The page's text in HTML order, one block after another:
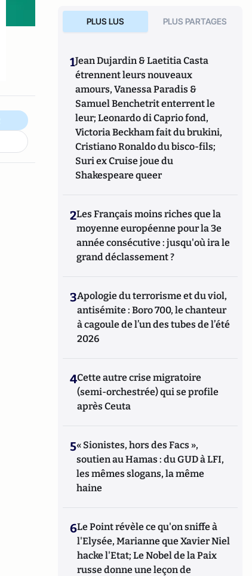
PLUS LUS PLUS PARTAGES
1Jean Dujardin & Laetitia Casta
étrennent leurs nouveaux
amours, Vanessa Paradis &
Samuel Benchetrit enterrent le
leur; Leonardo di Caprio fond,
Victoria Beckham fait du brukini,
Cristiano Ronaldo du bisco-fils;
Suri ex Cruise joue du
Shakespeare queer
2Les Français moins riches que la
moyenne européenne pour la 3e
année consécutive : jusqu'où ira le
grand déclassement ?
3Apologie du terrorisme et du viol,
antisémite : Boro 700, le chanteur
à cagoule de l’un des tubes de l’été
2026
4Cette autre crise migratoire
(semi-orchestrée) qui se profile
après Ceuta
5« Sionistes, hors des Facs »,
soutien au Hamas : du GUD à LFI,
les mêmes slogans, la même
haine
6Le Point révèle ce qu'on sniffe à
l'Elysée, Marianne que Xavier Niel
hacke l'Etat; Le Nobel de la Paix
russe donne une leçon de